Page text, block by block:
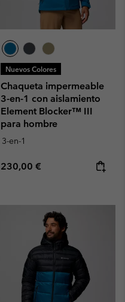
Nuevos Colores
Chaqueta impermeable
3-en-1 con aislamiento
Element Blocker™ III
para hombre
3-en-1
Regular price:
230,00 €